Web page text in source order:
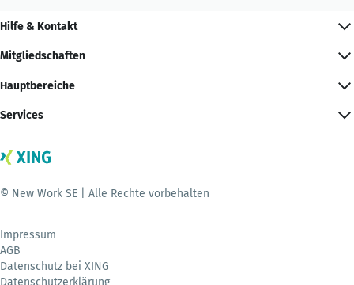
Hilfe & Kontakt
Mitgliedschaften
Hauptbereiche
Services
© New Work SE | Alle Rechte vorbehalten
Impressum
AGB
Datenschutz bei XING
Datenschutzerklärung